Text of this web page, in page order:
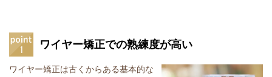
ワイヤー矯正での熟練度が高い
ワイヤー矯正は古くからある基本的な